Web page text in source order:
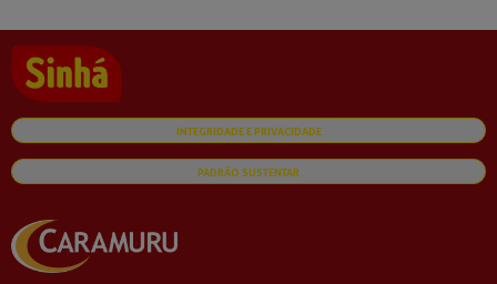
INTEGRIDADE E PRIVACIDADE
PADRÃO SUSTENTAR